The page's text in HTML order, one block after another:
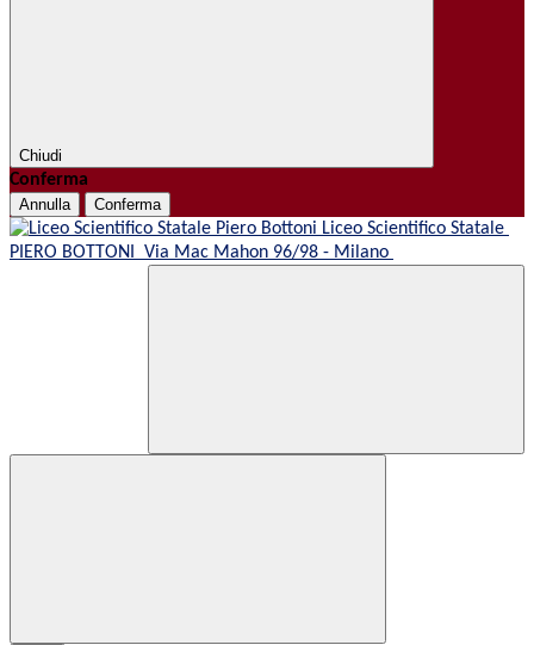
Chiudi
Conferma
Annulla Conferma
Liceo Scientifico Statale
PIERO BOTTONI Via Mac Mahon 96/98 - Milano